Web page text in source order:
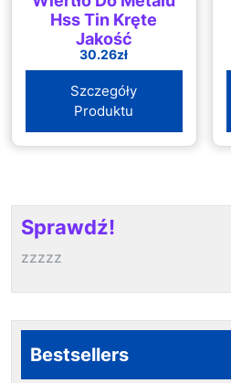
Hss Tin Kręte
Jakość
Przemysłowa
Uziemienie
Wysoka Prędkość
Cięcia Din 338
30.26zł
Szczegóły
Produktu
Sprawdź!
zzzzz
Bestsellers